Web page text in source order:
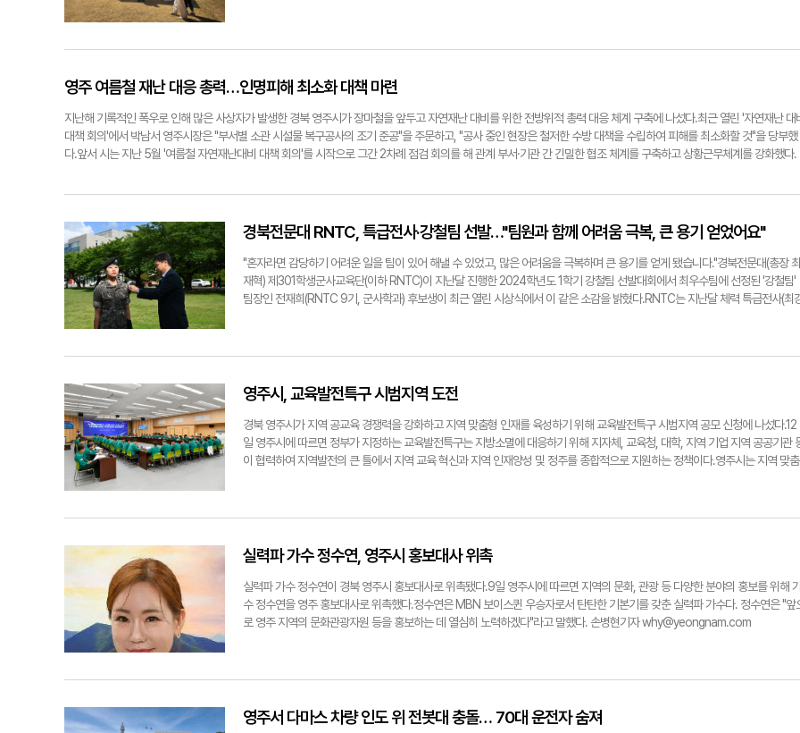
지역 대학들이 글로컬 대학 공모 사업에 도전하는 상황인데."글로컬 대학이라는 게 학과 간, 대학과 지역-산업 간, 국내와 국외 간
벽을 허무는 작업이다. 지역과 산업의 네트워크를 기반으로 대학과 지역의 동반성장을 이끌어 갈 수 있도록 많은 노력을 하고 있다.
이보다 앞서 현재 수행 중인 대학혁신 지원사업과 지방대학 활성화 사업을 내실 있게 추진하려 한다. 교육 혁신 및 융합을 통한 대
학의 경쟁력을 향상하는 게 중요하다. 이것이 결국은 지역사회 산업 발전에 이바지하게 되는 것이다. 또 지자체와 대학 교육 혁신을
강조하는 대학지원체계(RISE) 사업 준비에 박차를 가하고 있다."▶영주에 지역소멸 위기감이 높아지고 있다. 동양대의 역할에 대한
다. 지역의 기업들도 지역인재에 대한 할당제를 강력하게 시행해야 한다. 일자리가 있어야 사람들이 지역을 떠나지 않는다."▶시대
변화에 따라 대학에서 필요로 하는 리더십 유형이 바뀌고 있다. "시대가 너무 빨리 변화하고 있다. 대학도 이미 오래전부터 단순한
교육기관으로만 보기 힘든 환경이다. 급변하는 환경 속에서 대학을 경영한다는 것은 너무 힘들다. 그래서 많은 분이 대학의 리더십
에 대한 많은 이야기를 한다. 최근의 사태를 겪으면서 한 가지 깨달은 것이 있다. 그것은 '진실의 리더십'이다. 미국의 유명 정치학자
인 번즈(J.M. Burns)는 '리더십은 가장 주목할 만한 것이지만 가장 이해하기 어려운 것'이라고 말했다. 리더십에 대한 정의는 이론
다. 좋은 학생이 결국은 좋은 국민이 되는 것이다. 우리 지역의 주민들도 학생을 좀 더 자식처럼 보듬어 주었으면 좋겠다. 정치인들
이 국민을 '표'로만 생각하니 오늘날 정치가 이 지경이 된 것이다. 마찬가지로 학생들을 '돈'으로만 보지 않았으면 좋겠다. 내 자식처
럼 생각하면서 그들을 바라봤으면 한다." 글·사진=손병현기자 why@yeongnam.com'조국 사태'의 여파로 쫓기듯 물러났다가 4
년간의 법정 소송 끝에 다시 총장직에 오른 최성해 동양대 총장. 그는 정치가 도덕과 신뢰를 상실한 상황에서 '도덕과 상식'을 갖춘
교육을 하겠다는 의지를 밝혔다. 특히 거짓이 성공하는 나라는 미래가 없다면서 한결같은 선택을 할 것이라고 강조했다.
경북전문대는 영주시와 함께 '지역대학 재학생 지원사업'을 통해 재학생들의 학비 부담 경감과 경제 사정으로 인해 학업을 중도에
포기하려는 학생들에게 학업을 지속할 수 있도록 도움을 줬다.게다가 최근엔 학교 부지를 무상으로 제공해 시민들이 체육 활동을
할 수 있는 풋살장 등을 조성할 예정으로 알려지면서 지역 사회 활성화와 상생의 교두보 역할을 하고 있다는 평가다.최재혁 경북
문대 총장은 "학령인구 감소와 지방인구 소멸이라는 예측된 미래에서 지역사회와 동반자적 관계를 유지하고 지역사회를 선도하기
위해 노력하고 있다"라며 "성인 학습자의 평생학습 주도로 지역혁신의 원동력이 되고 사회적 요구가 높은 직업인 양성을 위한 교육
함께 지역 공동화 현상 가속화 우려까지 제공하고 있다.지난 2016년 개교한 동양대 동두천캠퍼스는 전체 신입생 정원 1천100여
명 중 400여 명가량을 모집해 왔지만, 내년부터는 정원의 60%인 600여 명을 선발하기로 했다. 이는 최근 교육부가 미군 반환 기
지에 설립된 동양대 동두천캠퍼스 등 4개 대학에 대해 특례를 적용하면서 정원 이동이 승인된 것이다.이 때문에 지역에선 청년 인
구 유출 등으로 인한 지역 인구 소멸을 걱정하면서 최근 몇 년간 자치단체와 정부 등에서 전폭적인 행정·재정적 지원을 받았던 동양
대가 대학본부가 있는 영주캠퍼스를 정리하는 절차에 들어간 것 아니냐는 우려의 목소리까지 나오고 있다.10년간 동양대 인근에
을 그었다.손병현기자 why@yeongnam.com경북전문대에서 '찾아가는 입학 전입창구'가 열리고 있다. 경북전문대 제공
영주 여름철 재난 대응 총력…인명피해 최소화 대책 마련
지난해 기록적인 폭우로 인해 많은 사상자가 발생한 경북 영주시가 장마철을 앞두고 자연재난 대비를 위한 전방위적 총력 대응 체계 구축에 나섰다.최근 열린 '자연재난 대
대책 회의'에서 박남서 영주시장은 "부서별 소관 시설물 복구공사의 조기 준공"을 주문하고, "공사 중인 현장은 철저한 수방 대책을 수립하여 피해를 최소화할 것"을 당부했
다.앞서 시는 지난 5월 '여름철 자연재난대비 대책 회의'를 시작으로 그간 2차례 점검 회의를 해 관계 부서·기관 간 긴밀한 협조 체계를 구축하고 상황근무체계를 강화했다.
특히 시는 △인명피해 우려 지역(20개소) △산사태 취약지구(186개소) △급경사지(79개소) 등 재난취약시설에 대한 조사 및 점검을 마쳤다. 또 강우 예보 시 해당 지역에
대한 철저한 예찰 활동을 통해 위험 요인은 사전에 해소한다는 방침이다.앞서 시는 경북도와 함께 풍기읍 삼가리, 이산면 두월리에서 대피체계 점검을 위한 주민대피 훈련도
진행했다. 이어 지난달 31일에는 상습 침수 우려 지역인 삼각지 마을에서 집중호우 및 내풍 내습 대비 관계기관 합동 훈련과 배수펌프장 불시 가동 훈련도 했다.박남서 영주
시장은 "이상기후로 급변하는 기상 상황 속에서 인명·재산피해를 최소화하기 위해 재난이 발생 전에 보다 촘촘한 대응 체계를 구축하겠다"며 "지속적인 교육으로 공무원, 이·
통장, 자율방재단 등 자연재난 대응 인력의 재난대처 능력을 함양하는 등 철저한 자연재난 대비로 시민들이 안전하고 편안한 여름을 보낼 수 있도록 최선을 다하겠다"고 밝
혔다. 손병현기자
경북전문대 RNTC, 특급전사·강철팀 선발…"팀원과 함께 어려움 극복, 큰 용기 얻었어요"
"혼자라면 감당하기 어려운 일을 팀이 있어 해낼 수 있었고, 많은 어려움을 극복하며 큰 용기를 얻게 됐습니다."경북전문대(총장 최
재혁) 제301학생군사교육단(이하 RNTC)이 지난달 진행한 2024학년도 1학기 강철팀 선발대회에서 최우수팀에 선정된 '강철팀'
팀장인 전재희(RNTC 9기, 군사학과) 후보생이 최근 열린 시상식에서 이 같은 소감을 밝혔다.RNTC는 지난달 체력 특급전사(최
구성원들의 호국 의식 제고와 장차 호국의 간성이 될 부사관 후보생들에게 안보 의식 및 나라 사랑하는 마음을 다지기 위해 마련됐
다.이날 행사는 개식사를 시작으로 △국기에 경례 △애국가 제창 △순국선열 및 호국영령에 대한 묵념 △체력 특급전사 및 강철
팀 상장 및 장학증서 수여 △교가 제창 △폐식사 순으로 진행됐다.한편, RNTC는 6월 호국보훈의 달을 맞아 국립영천호국원 참
배, 영주시 6·25전쟁 참전 호국영웅 초청행사 등 '일상 속 살아있는 보훈, 모두의 보훈'이라는 주제 아래 안보 의식 고양을 위해 힘
쓰고 있다. 손병현기자 why@yeongnam.com최재혁 경북전문대 총장이 특급전사로 선발된 권효주 후보생에게 특급전사 패치
영주시, 교육발전특구 시범지역 도전
경북 영주시가 지역 공교육 경쟁력을 강화하고 지역 맞춤형 인재를 육성하기 위해 교육발전특구 시범지역 공모 신청에 나섰다.12
일 영주시에 따르면 정부가 지정하는 교육발전특구는 지방소멸에 대응하기 위해 지자체, 교육청, 대학, 지역 기업 지역 공공기관
이 협력하여 지역발전의 큰 틀에서 지역 교육 혁신과 지역 인재양성 및 정주를 종합적으로 지원하는 정책이다.영주시는 지역 맞춤
교육발전특구 시범지역 지정 전략 수립 등을 위한 업무 협약식도 가질 예정이다.박남서 영주시장은 "교육발전특구 아이디어 공모
전 등을 통해 시민들의 의견을 수렴해 공모를 준비해 왔다"며 "영주교육지원청, 학교 및 기업체와의 지역 협력체 구성 협약을 통해
최적의 교육 모델을 만들어 시범지역에 선정되도록 최선을 다하겠다"고 말했다.한편 시범지역으로 선정되면 국비지원과 다양한
육 관련 규제 특례를 지원받을 수 있으며 시범운영 기간인 3년이 지나면 정식 특구로 지정받을 수 있는 자격이 부여된다. 손병현기
자 why@yeongnam.com영주시가 지난 11일 시청에서 교육발전특구 시범지역 지정 공모 선정을 위한 추진경과 점검회의를 진
실력파 가수 정수연, 영주시 홍보대사 위촉
실력파 가수 정수연이 경북 영주시 홍보대사로 위촉됐다.9일 영주시에 따르면 지역의 문화, 관광 등 다양한 분야의 홍보를 위해
수 정수연을 영주 홍보대사로 위촉했다.정수연은 MBN 보이스퀸 우승자로서 탄탄한 기본기를 갖춘 실력파 가수다. 정수연은 "앞
로 영주 지역의 문화관광자원 등을 홍보하는 데 열심히 노력하겠다"라고 말했다. 손병현기자 why@yeongnam.com
영주서 다마스 차량 인도 위 전봇대 충돌… 70대 운전자 숨져